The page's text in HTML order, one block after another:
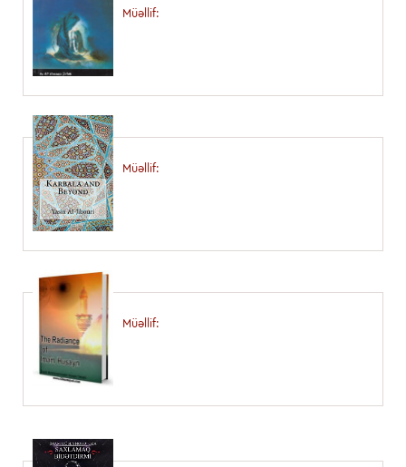
Müəllif:
Müəllif:
Müəllif: